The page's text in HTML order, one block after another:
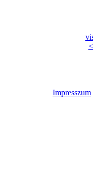
Impresszum